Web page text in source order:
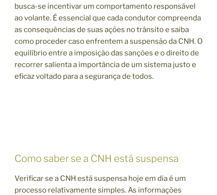
busca-se incentivar um comportamento responsável
ao volante. É essencial que cada condutor compreenda
as consequências de suas ações no trânsito e saiba
como proceder caso enfrentem a suspensão da CNH. O
equilíbrio entre a imposição das sanções e o direito de
recorrer salienta a importância de um sistema justo e
eficaz voltado para a segurança de todos.
Como saber se a CNH está suspensa
Verificar se a CNH está suspensa hoje em dia é um
processo relativamente simples. As informações